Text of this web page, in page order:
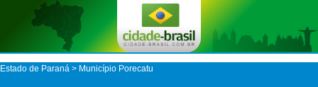
Estado de Paraná > Município Porecatu